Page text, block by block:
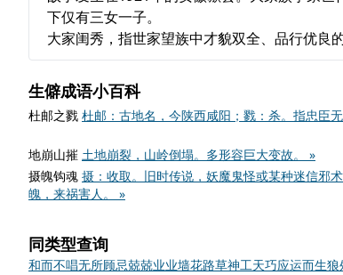
下仅有三女一子。
大家闺秀，指世家望族中才貌双全、品行优良
生僻成语小百科
杜邮之戮 杜邮：古地名，今陕西咸阳；戮：杀。指忠臣
地崩山摧 土地崩裂，山岭倒塌。多形容巨大变故。 »
摄魄钩魂 摄：收取。旧时传说，妖魔鬼怪或某种迷信邪
魄，来祸害人。 »
同类型查询
和而不唱无所顾忌兢兢业业墙花路草神工天巧应运而生狼